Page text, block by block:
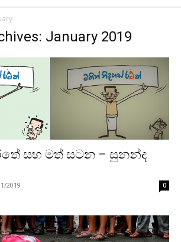
January 2019
සහ මත් සටන – සුනන්ද
2019 0